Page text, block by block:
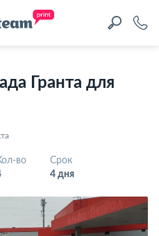
Гранта для
во
Срок
4 дня